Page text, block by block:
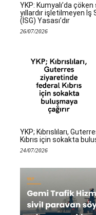
YKP: Kumyalı’da
yıllardır işletilmeyen İş
(İSG) Yasası’dır
26/07/2026
YKP; Kıbrıslıları,
Kıbrıs için sokakta
24/07/2026